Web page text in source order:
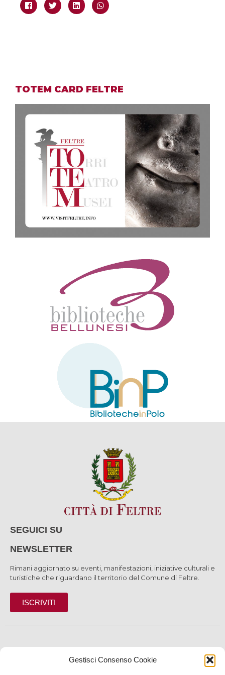
Gestisci Consenso Cookie
TOTEM CARD FELTRE
SEGUICI SU
NEWSLETTER
Rimani aggiornato su eventi, manifestazioni, iniziative culturali e
turistiche che riguardano il territorio del Comune di Feltre.
ISCRIVITI